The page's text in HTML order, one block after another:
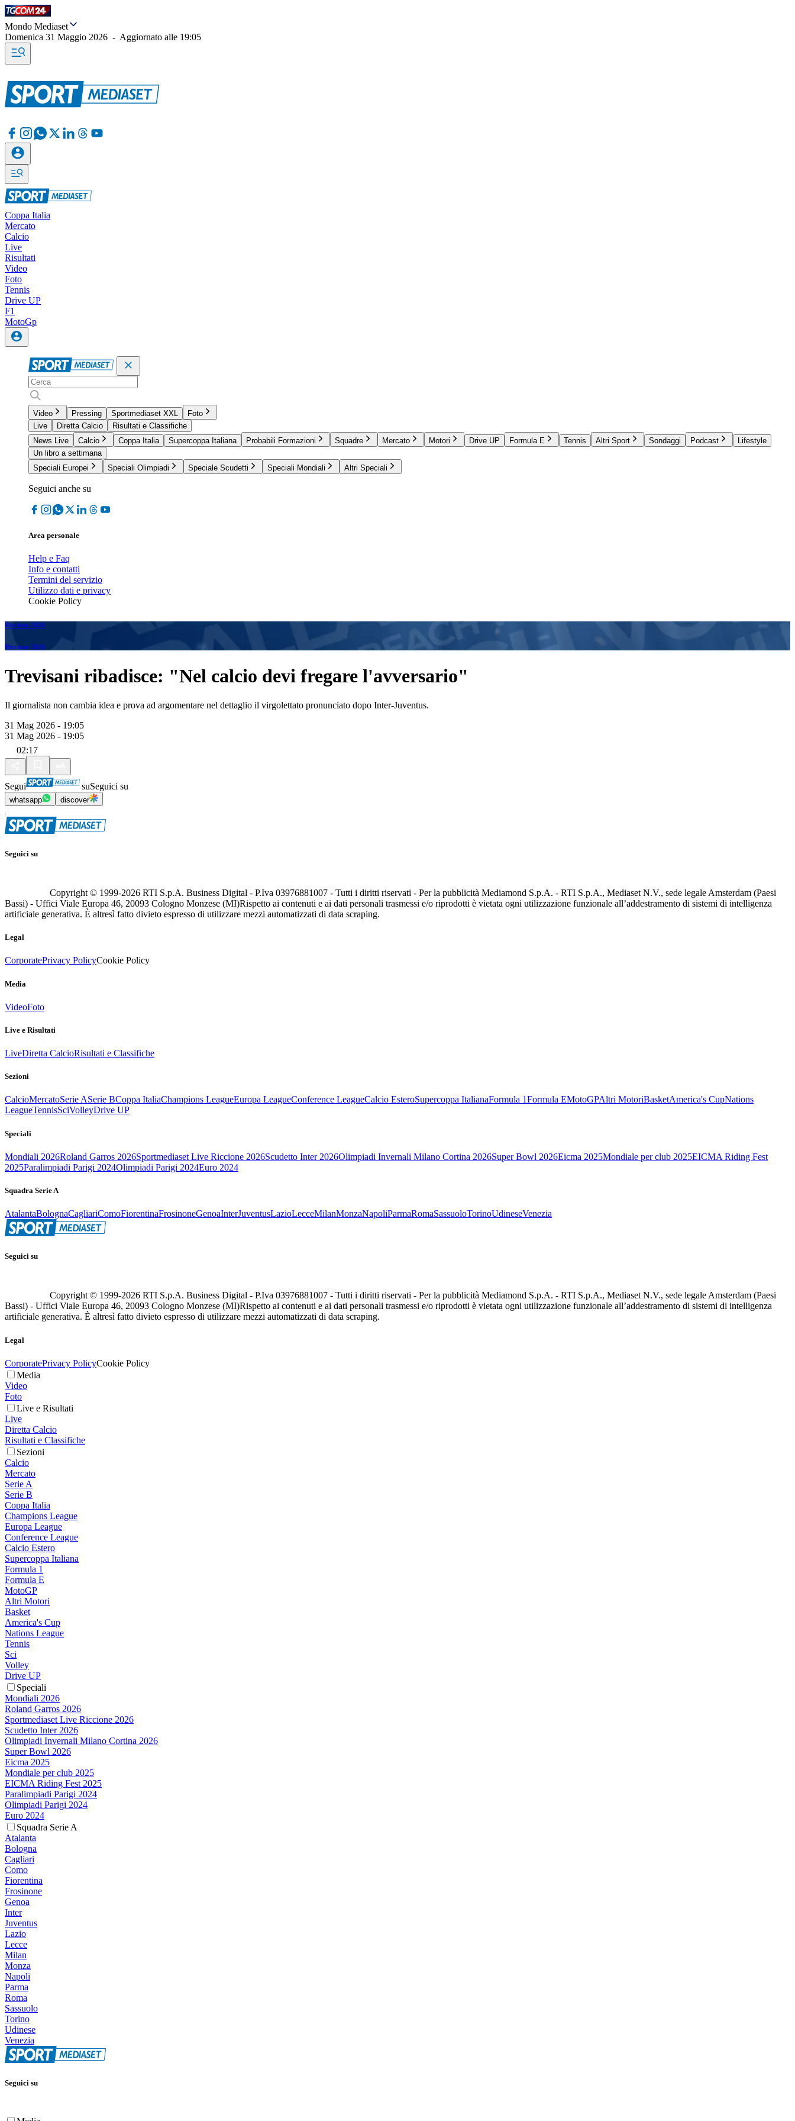
Mondo Mediaset
Domenica 31 Maggio 2026 - Aggiornato alle 19:05
Coppa Italia
Mercato
Calcio
Live
Risultati
Video
Foto
Tennis
Drive UP
F1
MotoGp
Video Pressing Sportmediaset XXL
Foto
Live
Diretta Calcio
Risultati e Classifiche
News Live
Calcio Coppa Italia Supercoppa Italiana Probabili Formazioni Squadre Mercato Motori Drive UP Formula E Tennis Altri Sport Sondaggi Podcast
Lifestyle
Un libro a settimana
Speciali Europei
Speciali Olimpiadi Speciale Scudetti Speciali Mondiali Altri Speciali
Seguici anche su
Area personale
Help e Faq
Info e contatti
Termini del servizio
Utilizzo dati e privacy
Cookie Policy
Riccione 2026
Riccione 2026
Trevisani ribadisce: "Nel calcio devi fregare l'avversario"
Il giornalista non cambia idea e prova ad argomentare nel dettaglio il virgolettato pronunciato dopo Inter-Juventus.
31 Mag 2026 - 19:05
31 Mag 2026 - 19:05
02:17
Segui suSeguici su
whatsapp discover
Seguici su
Copyright © 1999-2026 RTI S.p.A. Business Digital - P.Iva 03976881007 - Tutti i diritti riservati - Per la pubblicità Mediamond S.p.A. - RTI S.p.A., Mediaset N.V., sede legale Amsterdam (Paesi
Bassi) - Uffici Viale Europa 46, 20093 Cologno Monzese (MI)Rispetto ai contenuti e ai dati personali trasmessi e/o riprodotti è vietata ogni utilizzazione funzionale all’addestramento di sistemi di intelligenza
artificiale generativa. È altresì fatto divieto espresso di utilizzare mezzi automatizzati di data scraping.
Legal
CorporatePrivacy PolicyCookie Policy
Media
VideoFoto
Live e Risultati
LiveDiretta CalcioRisultati e Classifiche
Sezioni
CalcioMercatoSerie ASerie BCoppa ItaliaChampions LeagueEuropa LeagueConference LeagueCalcio EsteroSupercoppa ItalianaFormula 1Formula EMotoGPAltri MotoriBasketAmerica's CupNations
LeagueTennisSciVolleyDrive UP
Speciali
Mondiali 2026Roland Garros 2026Sportmediaset Live Riccione 2026Scudetto Inter 2026Olimpiadi Invernali Milano Cortina 2026Super Bowl 2026Eicma 2025Mondiale per club 2025EICMA Riding Fest
2025Paralimpiadi Parigi 2024Olimpiadi Parigi 2024Euro 2024
Squadra Serie A
AtalantaBolognaCagliariComoFiorentinaFrosinoneGenoaInterJuventusLazioLecceMilanMonzaNapoliParmaRomaSassuoloTorinoUdineseVenezia
Seguici su
Copyright © 1999-2026 RTI S.p.A. Business Digital - P.Iva 03976881007 - Tutti i diritti riservati - Per la pubblicità Mediamond S.p.A. - RTI S.p.A., Mediaset N.V., sede legale Amsterdam (Paesi
Bassi) - Uffici Viale Europa 46, 20093 Cologno Monzese (MI)Rispetto ai contenuti e ai dati personali trasmessi e/o riprodotti è vietata ogni utilizzazione funzionale all’addestramento di sistemi di intelligenza
artificiale generativa. È altresì fatto divieto espresso di utilizzare mezzi automatizzati di data scraping.
Legal
CorporatePrivacy PolicyCookie Policy
Media
Video
Foto
Live e Risultati
Live
Diretta Calcio
Risultati e Classifiche
Sezioni
Calcio
Mercato
Serie A
Serie B
Coppa Italia
Champions League
Europa League
Conference League
Calcio Estero
Supercoppa Italiana
Formula 1
Formula E
MotoGP
Altri Motori
Basket
America's Cup
Nations League
Tennis
Sci
Volley
Drive UP
Speciali
Mondiali 2026
Roland Garros 2026
Sportmediaset Live Riccione 2026
Scudetto Inter 2026
Olimpiadi Invernali Milano Cortina 2026
Super Bowl 2026
Eicma 2025
Mondiale per club 2025
EICMA Riding Fest 2025
Paralimpiadi Parigi 2024
Olimpiadi Parigi 2024
Euro 2024
Squadra Serie A
Atalanta
Bologna
Cagliari
Como
Fiorentina
Frosinone
Genoa
Inter
Juventus
Lazio
Lecce
Milan
Monza
Napoli
Parma
Roma
Sassuolo
Torino
Udinese
Venezia
Seguici su